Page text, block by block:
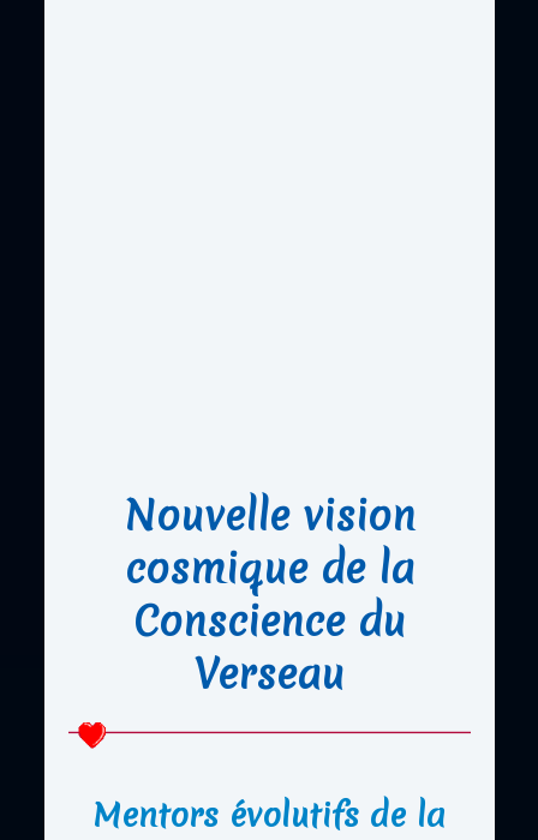
Nouvelle vision
cosmique de la
Conscience du
Verseau
Mentors évolutifs de la